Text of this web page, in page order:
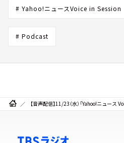
# Yahoo!ニュースVoice in Session
# Podcast
【音声配信】11/23（水）「Yahoo!ニュース